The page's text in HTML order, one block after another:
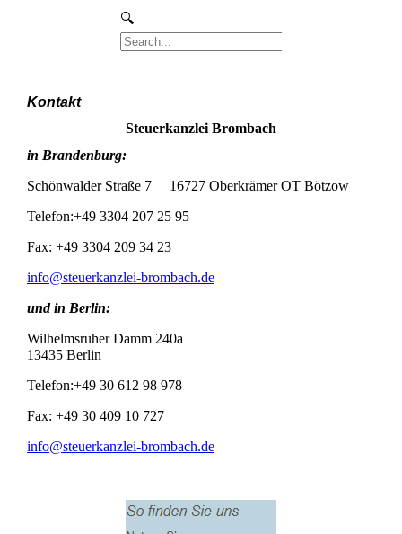
Kontakt
Steuerkanzlei Brombach
in Brandenburg:
Schönwalder Straße 7 16727 Oberkrämer OT Bötzow
Telefon:+49 3304 207 25 95
Fax: +49 3304 209 34 23
info@steuerkanzlei-brombach.de
und in Berlin:
Wilhelmsruher Damm 240a
13435 Berlin
Telefon:+49 30 612 98 978
Fax: +49 30 409 10 727
info@steuerkanzlei-brombach.de